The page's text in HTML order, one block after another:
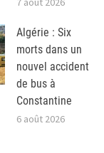
Algérie : Six
morts dans un
nouvel accident
de bus à
Constantine
6 août 2026